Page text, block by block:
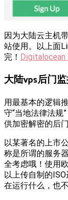
因为大陆云主机
站使用。以上面
完！ Digitalocean
大陆vps后门
用最基本的逻辑
守“当地法律法规
供加密解密的后
以某著名的上市
称是所谓的服务
全考虑哦！使用
以上传自制的ISO
在运行什么，也